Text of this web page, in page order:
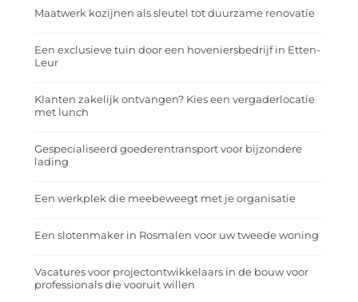
Maatwerk kozijnen als sleutel tot duurzame renovatie
Een exclusieve tuin door een hoveniersbedrijf in Etten-
Leur
Klanten zakelijk ontvangen? Kies een vergaderlocatie
met lunch
Gespecialiseerd goederentransport voor bijzondere
lading
Een werkplek die meebeweegt met je organisatie
Een slotenmaker in Rosmalen voor uw tweede woning
Vacatures voor projectontwikkelaars in de bouw voor
professionals die vooruit willen